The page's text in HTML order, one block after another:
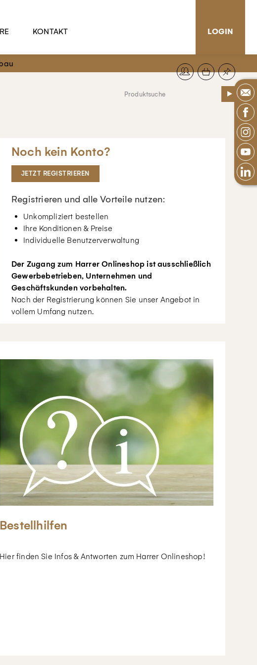
KONTAKT LOGIN
Noch kein Konto?
JETZT REGISTRIEREN
Registrieren und alle Vorteile nutzen:
Unkompliziert bestellen
Ihre Konditionen & Preise
Individuelle Benutzerverwaltung
Der Zugang zum Harrer Onlineshop ist ausschließlich
Gewerbebetrieben, Unternehmen und
Geschäftskunden vorbehalten.
Nach der Registrierung können Sie unser Angebot in
vollem Umfang nutzen.
Bestellhilfen
Hier finden Sie Infos & Antworten zum Harrer Onlineshop!